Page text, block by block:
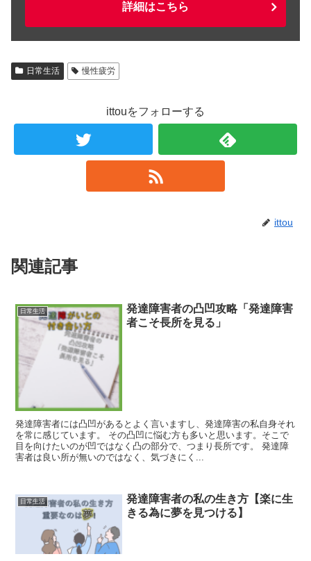
詳細はこちら
日常生活 慢性疲労
ittouをフォローする
ittou
関連記事
日常生活
発達障害者の凸凹攻略「発達障害
者こそ長所を見る」
発達障害者には凸凹があるとよく言いますし、発達障害の私自身それ
を常に感じています。 その凸凹に悩む方も多いと思います。そこで
目を向けたいのが凹ではなく凸の部分で、つまり長所です。 発達障
害者は良い所が無いのではなく、気づきにく...
日常生活
発達障害者の私の生き方【楽に生
きる為に夢を見つける】